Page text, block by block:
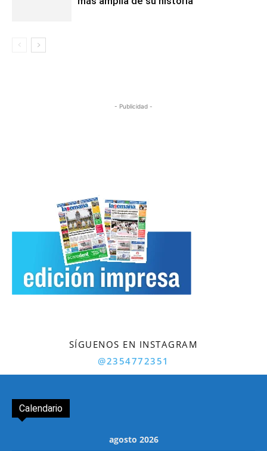
- Publicidad -
SÍGUENOS EN INSTAGRAM
@2354772351
Calendario
agosto 2026